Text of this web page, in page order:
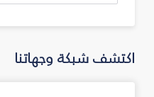
اكتشف شبكة وجهاتنا